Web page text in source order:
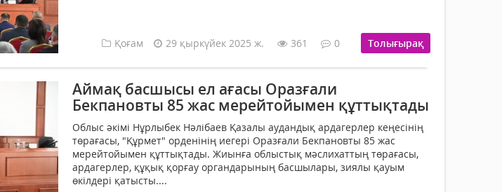
Қоғам 29 қыркүйек 2025 ж. 361 0 Толығырақ
Аймақ басшысы ел ағасы Оразғали
Бекпановты 85 жас мерейтойымен құттықтады
Облыс әкімі Нұрлыбек Нәлібаев Қазалы аудандық ардагерлер кеңесінің
төрағасы, "Құрмет" орденінің иегері Оразғали Бекпановты 85 жас
мерейтойымен құттықтады. Жиынға облыстық мәслихаттың төрағасы,
ардагерлер, құқық қорғау органдарының басшылары, зиялы қауым
өкілдері қатысты....